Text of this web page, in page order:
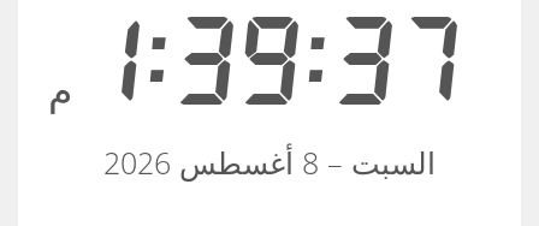
1:39:37 م
السبت – 8 أغسطس 2026